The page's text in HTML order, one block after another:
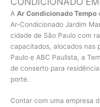
A Ar Condicionado Tempo
Ar-Condicionado Jardim
cidade de São Paulo com
capacitados, alocados nas
Paulo e ABC Paulista, a
de conserto para
porte.
Contar com uma empresa